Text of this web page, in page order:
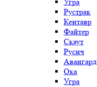
Рустрак
Кентавр
Файтер
Скаут
Русич
Авангард
Ока
Угра